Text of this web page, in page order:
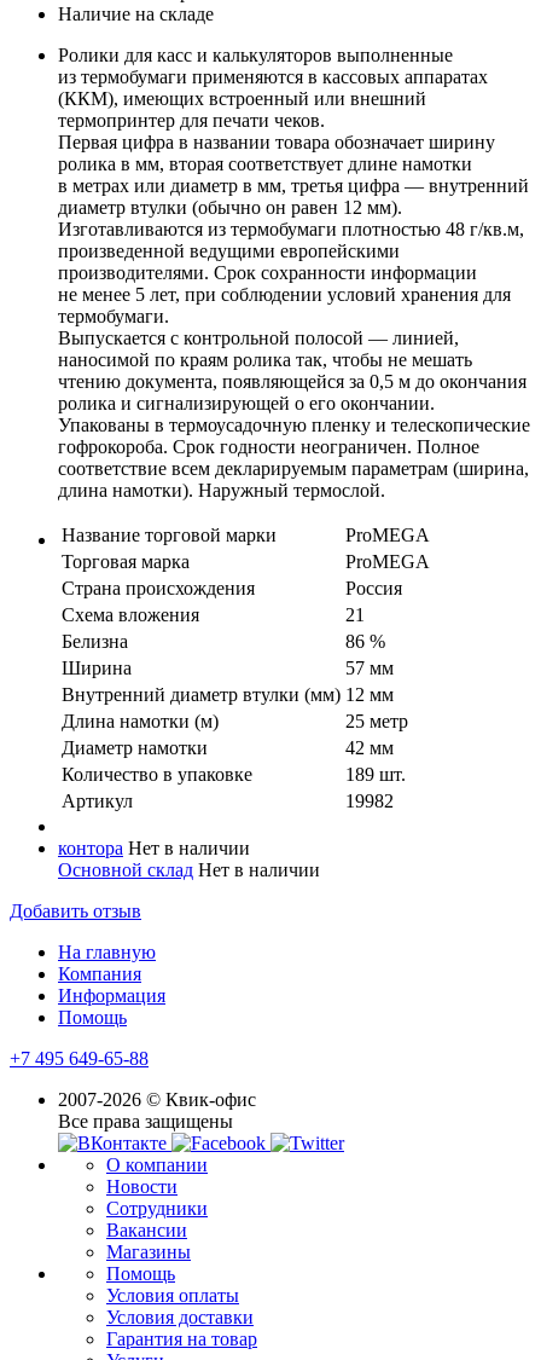
Наличие на складе
Ролики для касс и калькуляторов выполненные
из термобумаги применяются в кассовых аппаратах
(ККМ), имеющих встроенный или внешний
термопринтер для печати чеков.
Первая цифра в названии товара обозначает ширину
ролика в мм, вторая соответствует длине намотки
в метрах или диаметр в мм, третья цифра — внутренний
диаметр втулки (обычно он равен 12 мм).
Изготавливаются из термобумаги плотностью 48 г/кв.м,
произведенной ведущими европейскими
производителями. Срок сохранности информации
не менее 5 лет, при соблюдении условий хранения для
термобумаги.
Выпускается с контрольной полосой — линией,
наносимой по краям ролика так, чтобы не мешать
чтению документа, появляющейся за 0,5 м до окончания
ролика и сигнализирующей о его окончании.
Упакованы в термоусадочную пленку и телескопические
гофрокороба. Срок годности неограничен. Полное
соответствие всем декларируемым параметрам (ширина,
длина намотки). Наружный термослой.
Название торговой марки
ProMEGA
Торговая марка
ProMEGA
Страна происхождения
Россия
Схема вложения
21
Белизна
86 %
Ширина
57 мм
Внутренний диаметр втулки (мм) 12 мм
Длина намотки (м)
25 метр
Диаметр намотки
42 мм
Количество в упaковке
189 шт.
Артикул
19982
контора Нет в наличии
Основной склад Нет в наличии
Добавить отзыв
На главную
Компания
Информация
Помощь
+7 495 649-65-88
2007-2026 © Квик-офис
Все права защищены
О компании
Новости
Сотрудники
Вакансии
Магазины
Помощь
Условия оплаты
Условия доставки
Гарантия на товар